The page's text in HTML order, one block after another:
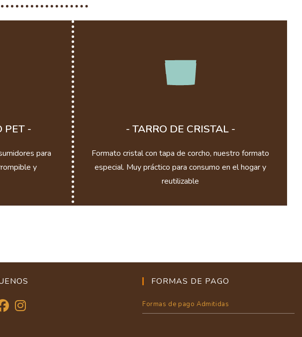
PET -
para
y
- TARRO DE CRISTAL -
Formato cristal con tapa de corcho, nuestro formato
especial. Muy práctico para consumo en el hogar y
reutilizable
FORMAS DE PAGO
Formas de pago Admitidas